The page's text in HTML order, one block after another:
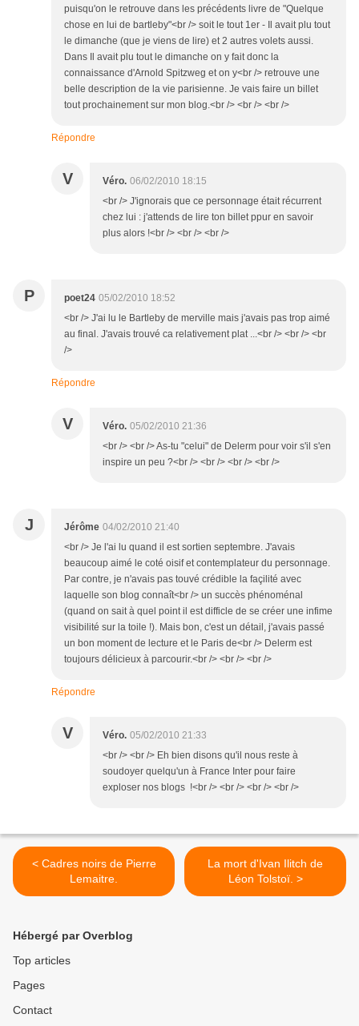
puisqu'on le retrouve dans les précédents livre de "Quelque
chose en lui de bartleby"<br /> soit le tout 1er - Il avait plu tout
le dimanche (que je viens de lire) et 2 autres volets aussi.
Dans Il avait plu tout le dimanche on y fait donc la
connaissance d'Arnold Spitzweg et on y<br /> retrouve une
belle description de la vie parisienne. Je vais faire un billet
tout prochainement sur mon blog.<br /> <br /> <br />
Répondre
V Véro. 06/02/2010 18:15
<br /> J'ignorais que ce personnage était récurrent
chez lui : j'attends de lire ton billet ppur en savoir
plus alors !<br /> <br /> <br />
P poet24 05/02/2010 18:52
<br /> J'ai lu le Bartleby de merville mais j'avais pas trop aimé
au final. J'avais trouvé ca relativement plat ...<br /> <br /> <br
/>
Répondre
V Véro. 05/02/2010 21:36
<br /> <br /> As-tu "celui" de Delerm pour voir s'il s'en
inspire un peu ?<br /> <br /> <br /> <br />
J Jérôme 04/02/2010 21:40
<br /> Je l'ai lu quand il est sortien septembre. J'avais
beaucoup aimé le coté oisif et contemplateur du personnage.
Par contre, je n'avais pas touvé crédible la façilité avec
laquelle son blog connaît<br /> un succès phénoménal
(quand on sait à quel point il est difficle de se créer une infime
visibilité sur la toile !). Mais bon, c'est un détail, j'avais passé
un bon moment de lecture et le Paris de<br /> Delerm est
toujours délicieux à parcourir.<br /> <br /> <br />
Répondre
V Véro. 05/02/2010 21:33
<br /> <br /> Eh bien disons qu'il nous reste à
soudoyer quelqu'un à France Inter pour faire
exploser nos blogs !<br /> <br /> <br /> <br />
< Cadres noirs de Pierre
Lemaitre.
La mort d'Ivan Ilitch de
Léon Tolstoï. >
Hébergé par Overblog
Top articles
Pages
Contact